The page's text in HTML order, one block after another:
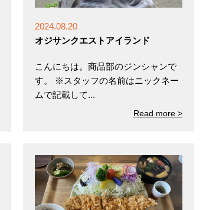
2024.08.20
オジサンクエストアイランド
こんにちは。商品部のジンシャンで
す。 ※スタッフの名前はニックネー
ムで記載して...
Read more >